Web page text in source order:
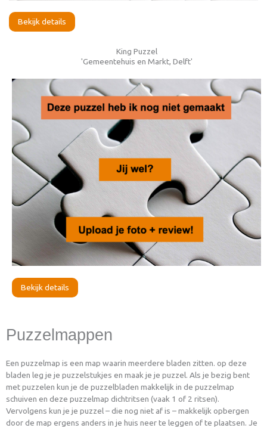
Bekijk details
King Puzzel
'Gemeentehuis en Markt, Delft'
Bekijk details
Puzzelmappen
Een puzzelmap is een map waarin meerdere bladen zitten. op deze
bladen leg je je puzzelstukjes en maak je je puzzel. Als je bezig bent
met puzzelen kun je de puzzelbladen makkelijk in de puzzelmap
schuiven en deze puzzelmap dichtritsen (vaak 1 of 2 ritsen).
Vervolgens kun je je puzzel – die nog niet af is – makkelijk opbergen
door de map ergens anders in je huis neer te leggen of te plaatsen. Je